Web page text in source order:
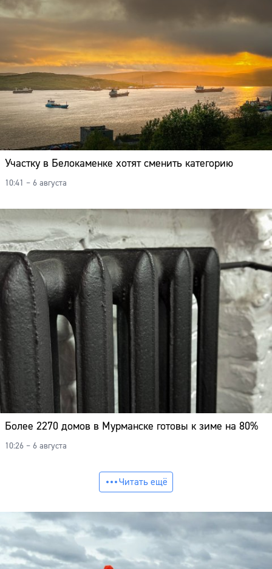
Участку в Белокаменке хотят сменить категорию
10:41 – 6 августа
Более 2270 домов в Мурманске готовы к зиме на 80%
10:26 – 6 августа
Читать ещё